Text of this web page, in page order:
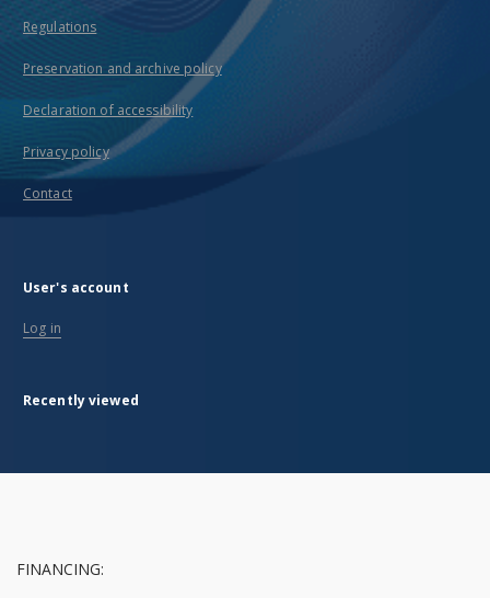
Regulations
Preservation and archive policy
Declaration of accessibility
Privacy policy
Contact
User's account
Log in
Recently viewed
FINANCING: